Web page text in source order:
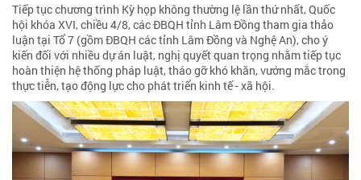
Tiếp tục chương trình Kỳ họp không thường lệ lần thứ nhất, Quốc
hội khóa XVI, chiều 4/8, các ĐBQH tỉnh Lâm Đồng tham gia thảo
luận tại Tổ 7 (gồm ĐBQH các tỉnh Lâm Đồng và Nghệ An), cho ý
kiến đối với nhiều dự án luật, nghị quyết quan trọng nhằm tiếp tục
hoàn thiện hệ thống pháp luật, tháo gỡ khó khăn, vướng mắc trong
thực tiễn, tạo động lực cho phát triển kinh tế - xã hội.